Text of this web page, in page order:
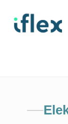
obsah